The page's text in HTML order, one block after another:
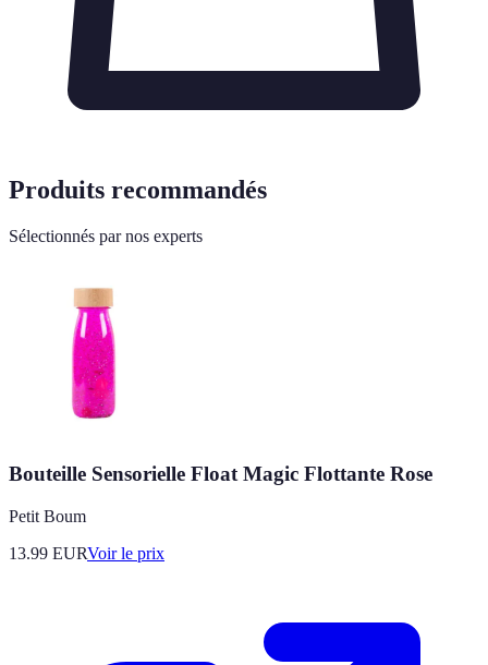
Produits recommandés
Sélectionnés par nos experts
Bouteille Sensorielle Float Magic Flottante Rose
Petit Boum
13.99 EURVoir le prix